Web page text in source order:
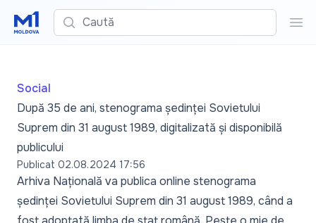
Caută
Social
După 35 de ani, stenograma ședinței Sovietului
Suprem din 31 august 1989, digitalizată și disponibilă
publicului
Publicat 02.08.2024 17:56
Arhiva Națională va publica online stenograma
ședinței Sovietului Suprem din 31 august 1989, când a